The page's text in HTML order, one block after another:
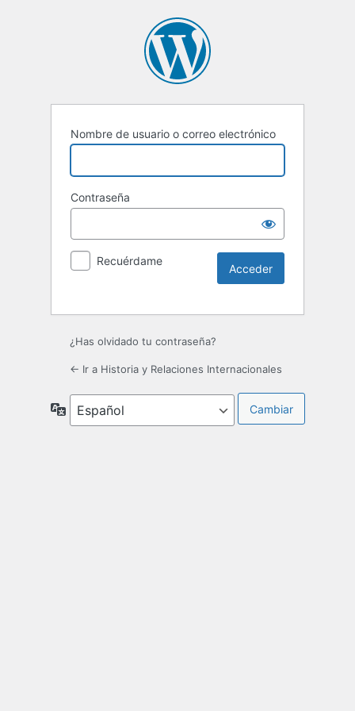
Nombre de usuario o correo electrónico
Contraseña
Recuérdame
¿Has olvidado tu contraseña?
← Ir a Historia y Relaciones Internacionales
Idioma